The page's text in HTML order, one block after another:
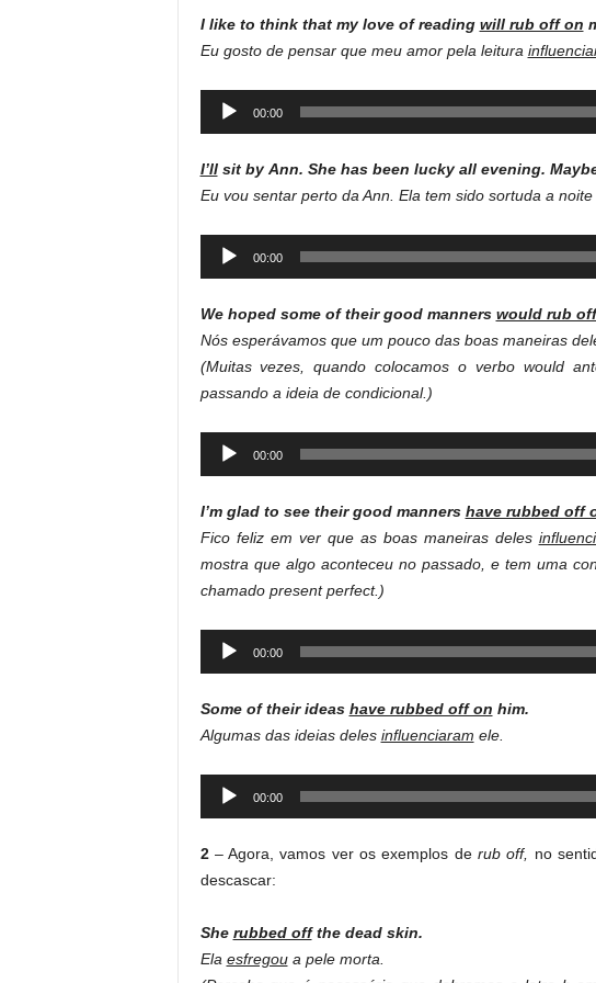
I like to think that my love of reading will rub off on
Eu gosto de pensar que meu amor pela leitura
Audio
00:00
I’llsit by Ann. She has been lucky all evening.
Eu vou sentar perto da Ann. Ela tem sido sortuda a
Audio
00:00
We hoped some of their good manners would rub
Nós esperávamos que um pouco das boas maneiras
(Muitas vezes, quando colocamos o verbo would
passando a ideia de condicional.)
Audio
00:00
I’m glad to see their good manners have rubbed off
Fico feliz em ver que as boas maneiras deles
mostra que algo aconteceu no passado, e tem uma
chamado present perfect.)
Audio
00:00
Some of their ideas have rubbed off on him.
Algumas das ideias deles influenciaram ele.
Audio
00:00
2– Agora, vamos ver os exemplos derub off, no
descascar:
She rubbed offthe dead skin.
Ela esfregoua pele morta.